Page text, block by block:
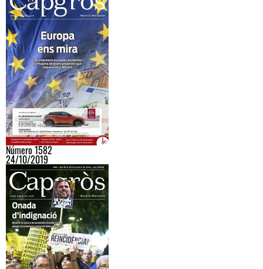
Número 1582
24/10/2019